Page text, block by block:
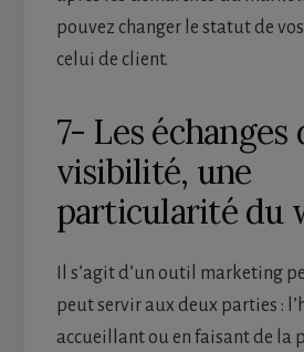
pouvez changer le statut de
celui de client.
7- Les échanges
visibilité, une
particularité du
Il s’agit d’un outil marketing
peut servir aux deux parties :
accueillant ou en faisant de la